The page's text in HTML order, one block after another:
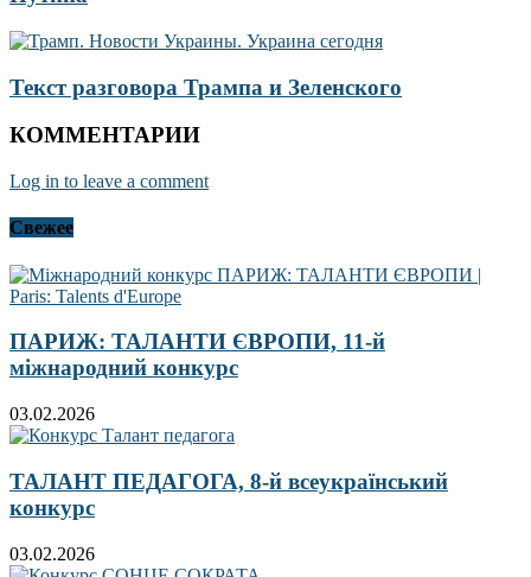
Текст разговора Трампа и Зеленского
КОММЕНТАРИИ
Log in to leave a comment
Свежее
ПАРИЖ: ТАЛАНТИ ЄВРОПИ, 11-й
міжнародний конкурс
03.02.2026
ТАЛАНТ ПЕДАГОГА, 8-й всеукраїнський
конкурс
03.02.2026